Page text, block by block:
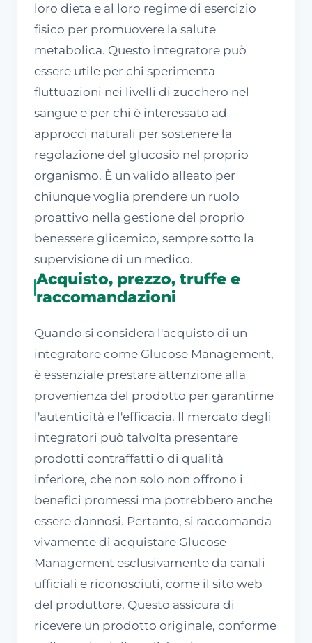
loro dieta e al loro regime di esercizio
fisico per promuovere la salute
metabolica. Questo integratore può
essere utile per chi sperimenta
fluttuazioni nei livelli di zucchero nel
sangue e per chi è interessato ad
approcci naturali per sostenere la
regolazione del glucosio nel proprio
organismo. È un valido alleato per
chiunque voglia prendere un ruolo
proattivo nella gestione del proprio
benessere glicemico, sempre sotto la
supervisione di un medico.
Acquisto, prezzo, truffe e
raccomandazioni
Quando si considera l'acquisto di un
integratore come Glucose Management,
è essenziale prestare attenzione alla
provenienza del prodotto per garantirne
l'autenticità e l'efficacia. Il mercato degli
integratori può talvolta presentare
prodotti contraffatti o di qualità
inferiore, che non solo non offrono i
benefici promessi ma potrebbero anche
essere dannosi. Pertanto, si raccomanda
vivamente di acquistare Glucose
Management esclusivamente da canali
ufficiali e riconosciuti, come il sito web
del produttore. Questo assicura di
ricevere un prodotto originale, conforme